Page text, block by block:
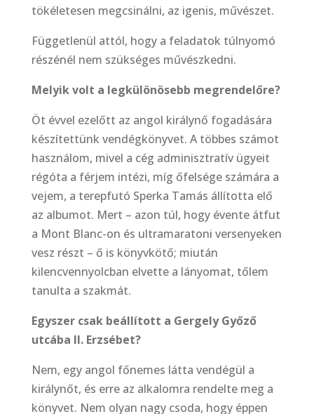
tökéletesen megcsinálni, az igenis, művészet.
Függetlenül attól, hogy a feladatok túlnyomó
részénél nem szükséges művészkedni.
Melyik volt a legkülönösebb megrendelőre?
Öt évvel ezelőtt az angol királynő fogadására
készítettünk vendégkönyvet. A többes számot
használom, mivel a cég adminisztratív ügyeit
régóta a férjem intézi, míg őfelsége számára a
vejem, a terepfutó Sperka Tamás állította elő
az albumot. Mert – azon túl, hogy évente átfut
a Mont Blanc-on és ultramaratoni versenyeken
vesz részt – ő is könyvkötő; miután
kilencvennyolcban elvette a lányomat, tőlem
tanulta a szakmát.
Egyszer csak beállított a Gergely Győző
utcába II. Erzsébet?
Nem, egy angol főnemes látta vendégül a
királynőt, és erre az alkalomra rendelte meg a
könyvet. Nem olyan nagy csoda, hogy éppen